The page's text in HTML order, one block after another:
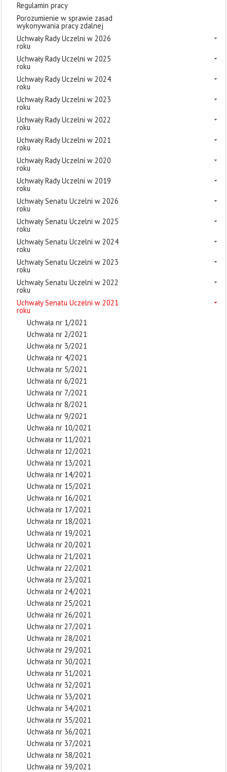
Regulamin pracy
Porozumienie w sprawie zasad
wykonywania pracy zdalnej
Uchwały Rady Uczelni w 2026
roku
Uchwały Rady Uczelni w 2025
roku
Uchwały Rady Uczelni w 2024
roku
Uchwały Rady Uczelni w 2023
roku
Uchwały Rady Uczelni w 2022
roku
Uchwały Rady Uczelni w 2021
roku
Uchwały Rady Uczelni w 2020
roku
Uchwały Rady Uczelni w 2019
roku
Uchwały Senatu Uczelni w 2026
roku
Uchwały Senatu Uczelni w 2025
roku
Uchwały Senatu Uczelni w 2024
roku
Uchwały Senatu Uczelni w 2023
roku
Uchwały Senatu Uczelni w 2022
roku
Uchwały Senatu Uczelni w 2021
roku
Uchwała nr 1/2021
Uchwała nr 2/2021
Uchwała nr 3/2021
Uchwała nr 4/2021
Uchwała nr 5/2021
Uchwała nr 6/2021
Uchwała nr 7/2021
Uchwała nr 8/2021
Uchwała nr 9/2021
Uchwała nr 10/2021
Uchwała nr 11/2021
Uchwała nr 12/2021
Uchwała nr 13/2021
Uchwała nr 14/2021
Uchwała nr 15/2021
Uchwała nr 16/2021
Uchwała nr 17/2021
Uchwała nr 18/2021
Uchwała nr 19/2021
Uchwała nr 20/2021
Uchwała nr 21/2021
Uchwała nr 22/2021
Uchwała nr 23/2021
Uchwała nr 24/2021
Uchwała nr 25/2021
Uchwała nr 26/2021
Uchwała nr 27/2021
Uchwała nr 28/2021
Uchwała nr 29/2021
Uchwała nr 30/2021
Uchwała nr 31/2021
Uchwała nr 32/2021
Uchwała nr 33/2021
Uchwała nr 34/2021
Uchwała nr 35/2021
Uchwała nr 36/2021
Uchwała nr 37/2021
Uchwała nr 38/2021
Uchwała nr 39/2021